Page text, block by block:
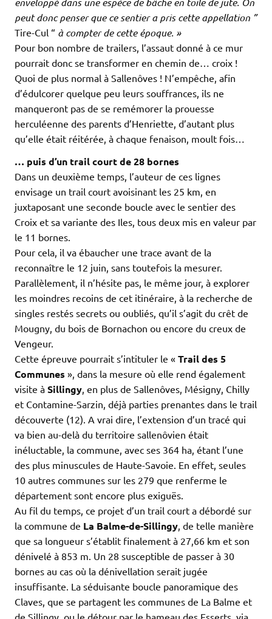
peut donc penser que ce sentier a pris cette appellation ”
Tire-Cul “ à compter de cette époque. »
Pour bon nombre de trailers, l’assaut donné à ce mur
pourrait donc se transformer en chemin de… croix !
Quoi de plus normal à Sallenôves ! N’empêche, afin
d’édulcorer quelque peu leurs souffrances, ils ne
manqueront pas de se remémorer la prouesse
herculéenne des parents d’Henriette, d’autant plus
qu’elle était réitérée, à chaque fenaison, moult fois…
… puis d’un trail court de 28 bornes
Dans un deuxième temps, l’auteur de ces lignes
envisage un trail court avoisinant les 25 km, en
juxtaposant une seconde boucle avec le sentier des
Croix et sa variante des Iles, tous deux mis en valeur par
le 11 bornes.
Pour cela, il va ébaucher une trace avant de la
reconnaître le 12 juin, sans toutefois la mesurer.
Parallèlement, il n’hésite pas, le même jour, à explorer
les moindres recoins de cet itinéraire, à la recherche de
singles restés secrets ou oubliés, qu’il s’agit du crêt de
Mougny, du bois de Bornachon ou encore du creux de
Vengeur.
Cette épreuve pourrait s’intituler le « Trail des 5
Communes », dans la mesure où elle rend également
visite à Sillingy, en plus de Sallenôves, Mésigny, Chilly
et Contamine-Sarzin, déjà parties prenantes dans le trail
découverte (12). A vrai dire, l’extension d’un tracé qui
va bien au-delà du territoire sallenôvien était
inéluctable, la commune, avec ses 364 ha, étant l’une
des plus minuscules de Haute-Savoie. En effet, seules
10 autres communes sur les 279 que renferme le
département sont encore plus exiguës.
Au fil du temps, ce projet d’un trail court a débordé sur
la commune de La Balme-de-Sillingy, de telle manière
que sa longueur s’établit finalement à 27,66 km et son
dénivelé à 853 m. Un 28 susceptible de passer à 30
bornes au cas où la dénivellation serait jugée
insuffisante. La séduisante boucle panoramique des
Claves, que se partagent les communes de La Balme et